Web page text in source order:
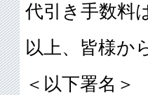
代引き手数料
以上、皆様か
＜以下署名＞